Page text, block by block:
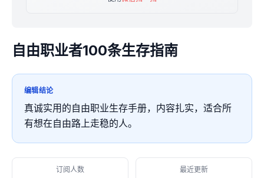
自由职业者100条生存指南
编辑结论
真诚实用的自由职业生存手册，内容扎实，适合所
有想在自由路上走稳的人。
订阅人数 最近更新